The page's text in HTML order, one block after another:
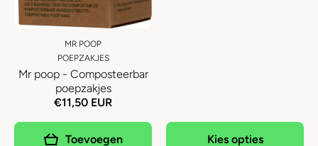
MR POOP
POEPZAKJES
Mr poop - Composteerbar
poepzakjes
€11,50 EUR
Toevoegen Kies opties